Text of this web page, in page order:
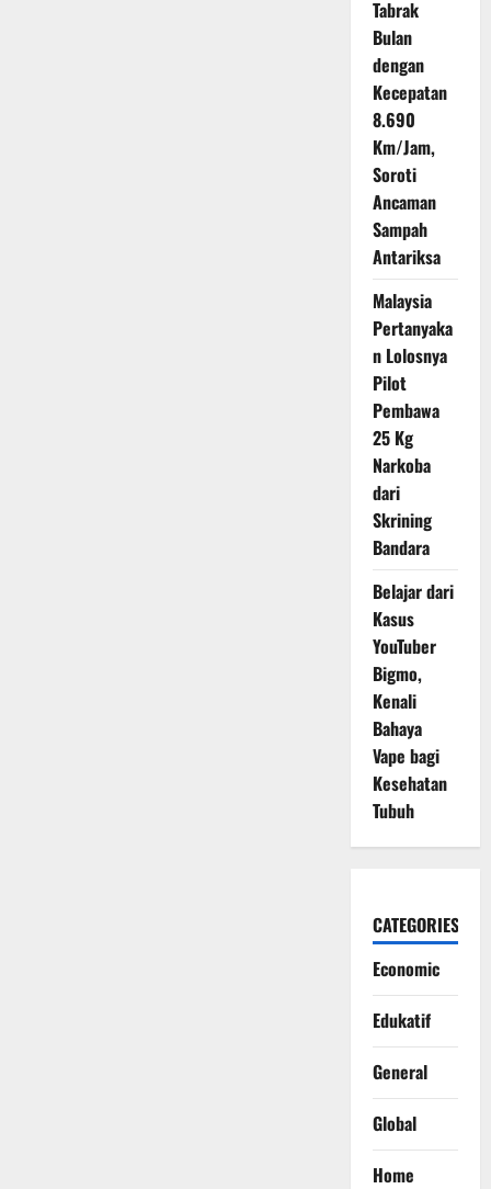
Tabrak
Bulan
dengan
Kecepatan
8.690
Km/Jam,
Soroti
Ancaman
Sampah
Antariksa
Malaysia
Pertanyaka
n Lolosnya
Pilot
Pembawa
25 Kg
Narkoba
dari
Skrining
Bandara
Belajar dari
Kasus
YouTuber
Bigmo,
Kenali
Bahaya
Vape bagi
Kesehatan
Tubuh
CATEGORIES
Economic
Edukatif
General
Global
Home